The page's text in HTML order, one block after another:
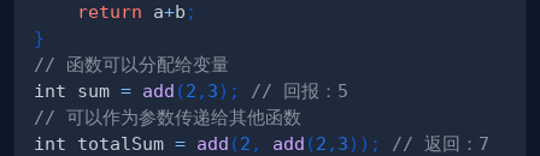
return a+b ;
}
// 函数可以分配给变量
int sum = add (2 , 3) ;
// 回报：5
// 可以作为参数传递给其他函数
int totalSum = add (2 , add (2 , 3) ) ; // 返回：7